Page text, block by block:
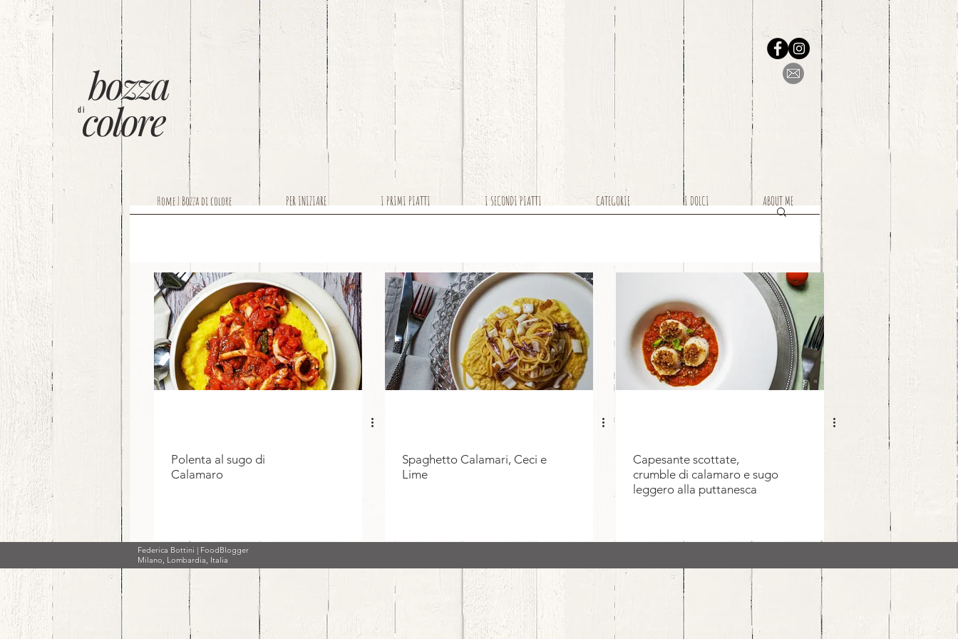
bozza
colore
di
Polenta al sugo di
Calamaro
Spaghetto Calamari, Ceci e
Lime
Capesante scottate,
crumble di calamaro e sugo
leggero alla puttanesca
Home | Bozza di colore PER INIZIARE I PRIMI PIATTI I SECONDI PIATTI CATEGORIE I DOLCI ABOUT ME
Federica Bottini | FoodBlogger
Milano, Lombardia, Italia